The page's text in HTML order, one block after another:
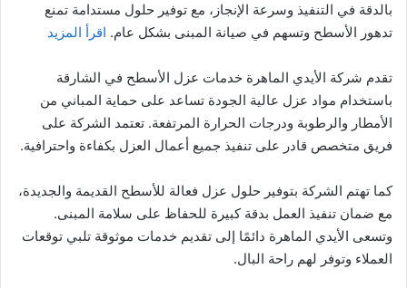
بالدقة في التنفيذ وسرعة الإنجاز، مع توفير حلول مستدامة تمنع
تدهور الأسطح وتسهم في صيانة المبنى بشكل عام. اقرأ المزيد
تقدم شركة الأيدي الماهرة خدمات عزل الأسطح في الشارقة
باستخدام مواد عزل عالية الجودة تساعد على حماية المباني من
الأمطار والرطوبة ودرجات الحرارة المرتفعة. تعتمد الشركة على
فريق متخصص قادر على تنفيذ جميع أعمال العزل بكفاءة واحترافية.
كما تهتم الشركة بتوفير حلول عزل فعالة للأسطح القديمة والجديدة،
مع ضمان تنفيذ العمل بدقة كبيرة للحفاظ على سلامة المبنى.
وتسعى الأيدي الماهرة دائمًا إلى تقديم خدمات موثوقة تلبي توقعات
العملاء وتوفر لهم راحة البال.